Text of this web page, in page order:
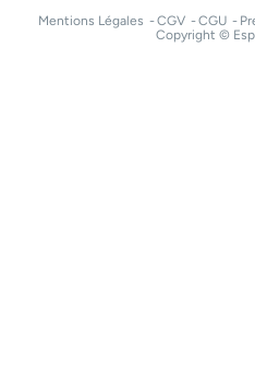
Mentions Légales CGV CGU
Copyright ©